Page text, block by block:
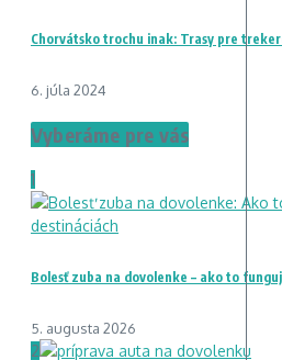
Chorvátsko trochu inak: Trasy pre
6. júla 2024
Vyberáme pre vás
1
Bolesť zuba na dovolenke – ako to
5. augusta 2026
2